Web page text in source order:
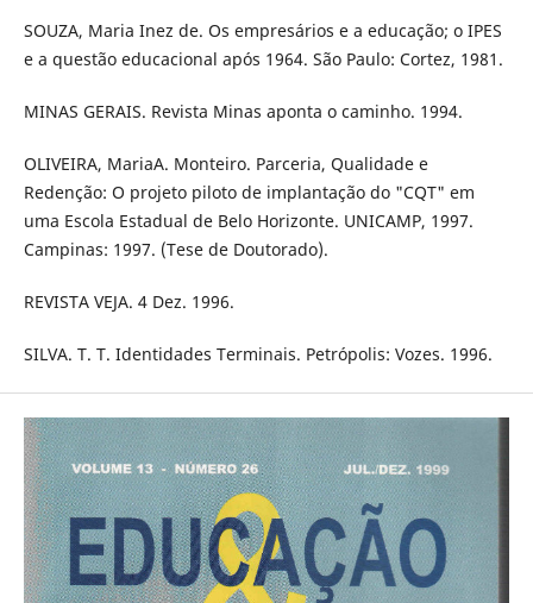
SOUZA, Maria Inez de. Os empresários e a educação; o IPES
e a questão educacional após 1964. São Paulo: Cortez, 1981.
MINAS GERAIS. Revista Minas aponta o caminho. 1994.
OLIVEIRA, MariaA. Monteiro. Parceria, Qualidade e
Redenção: O projeto piloto de implantação do "CQT" em
uma Escola Estadual de Belo Horizonte. UNICAMP, 1997.
Campinas: 1997. (Tese de Doutorado).
REVISTA VEJA. 4 Dez. 1996.
SILVA. T. T. Identidades Terminais. Petrópolis: Vozes. 1996.